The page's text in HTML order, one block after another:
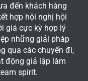
đến khách hàng
hợp hội nghị hội
giá cực kỳ hợp lý
những giải pháp
qua các chuyến đi,
động giả lập làm
spirit.